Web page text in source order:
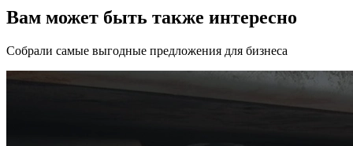
Вам может быть также интересно
Собрали самые выгодные предложения для бизнеса